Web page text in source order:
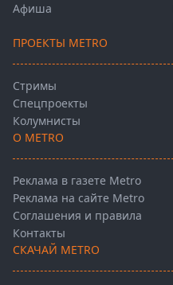
Афиша
ПРОЕКТЫ METRO
Стримы
Спецпроекты
Колумнисты
О METRO
Реклама в газете Metro
Реклама на сайте Metro
Соглашения и правила
Контакты
СКАЧАЙ METRO